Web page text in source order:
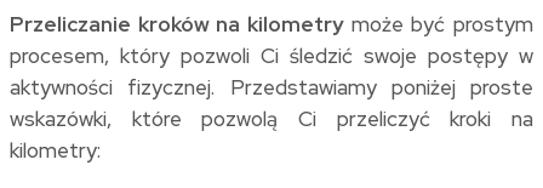
Przeliczanie kroków na kilometrymoże być prostym
procesem, który pozwoli Ci śledzić swoje postępy w
aktywności fizycznej. Przedstawiamy poniżej proste
wskazówki, które pozwolą Ci przeliczyć kroki na
kilometry: